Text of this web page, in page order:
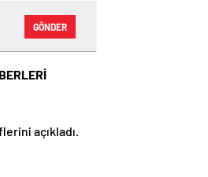
GÖNDER
açıkladı.